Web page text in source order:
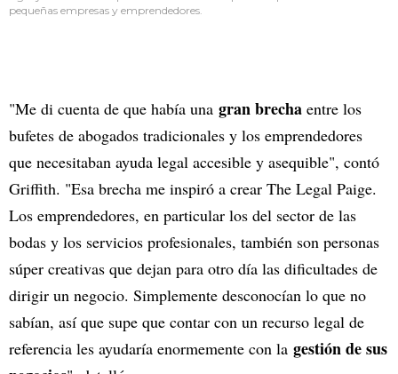
pequeñas empresas y emprendedores.
"Me di cuenta de que había una gran brecha entre los
bufetes de abogados tradicionales y los emprendedores
que necesitaban ayuda legal accesible y asequible", contó
Griffith. "Esa brecha me inspiró a crear The Legal Paige.
Los emprendedores, en particular los del sector de las
bodas y los servicios profesionales, también son personas
súper creativas que dejan para otro día las dificultades de
dirigir un negocio. Simplemente desconocían lo que no
sabían, así que supe que contar con un recurso legal de
referencia les ayudaría enormemente con la gestión de sus